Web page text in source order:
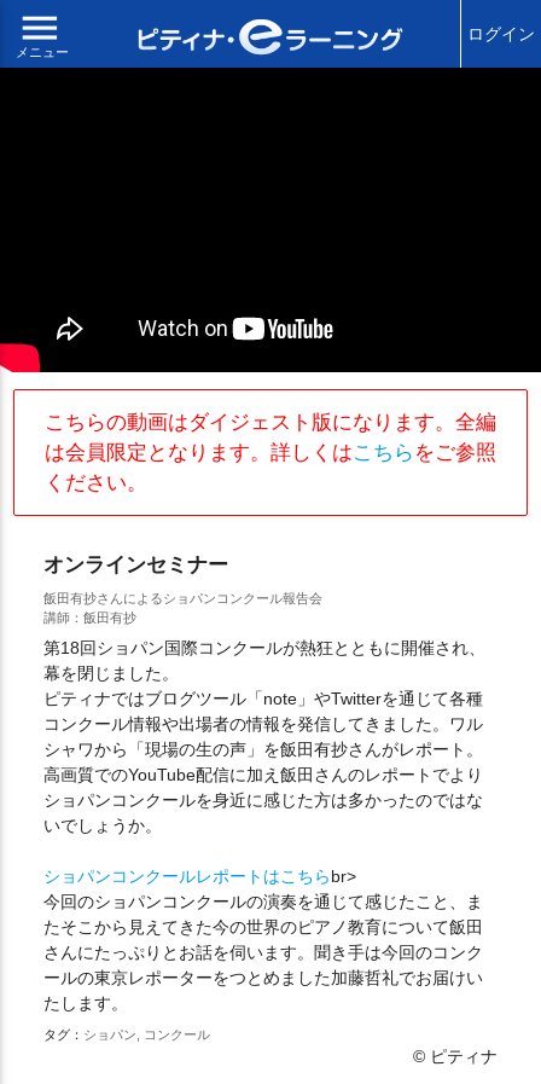
menu
メニュー
ログイン
こちらの動画はダイジェスト版になります。全編
は会員限定となります。詳しくはこちら をご参照
ください。
オンラインセミナー
飯田有抄さんによるショパンコンクール報告会
講師：飯田有抄
第18回ショパン国際コンクールが熱狂とともに開催され、
幕を閉じました。
ピティナではブログツール「note」やTwitterを通じて各種
コンクール情報や出場者の情報を発信してきました。ワル
シャワから「現場の生の声」を飯田有抄さんがレポート。
高画質でのYouTube配信に加え飯田さんのレポートでより
ショパンコンクールを身近に感じた方は多かったのではな
いでしょうか。
ショパンコンクールレポートはこちらbr>
今回のショパンコンクールの演奏を通じて感じたこと、ま
たそこから見えてきた今の世界のピアノ教育について飯田
さんにたっぷりとお話を伺います。聞き手は今回のコンク
ールの東京レポーターをつとめました加藤哲礼でお届けい
たします。
タグ： ショパン, コンクール
© ピティナ